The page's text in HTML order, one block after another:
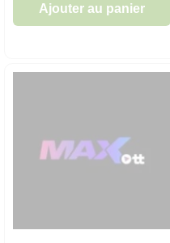
Ajouter au panier